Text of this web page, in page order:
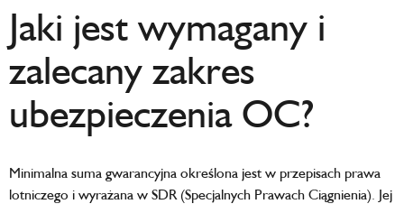
Jaki jest wymagany i
zalecany zakres
ubezpieczenia OC?
Minimalna suma gwarancyjna określona jest w przepisach prawa
lotniczego i wyrażana w SDR (Specjalnych Prawach Ciągnienia). Jej